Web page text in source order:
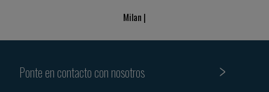
Milan |
Ponte en contacto con nosotros